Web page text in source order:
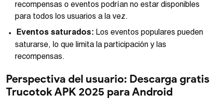
recompensas o eventos podrían no estar disponibles
para todos los usuarios a la vez.
Eventos saturados: Los eventos populares pueden
saturarse, lo que limita la participación y las
recompensas.
Perspectiva del usuario: Descarga gratis
Trucotok APK 2025 para Android